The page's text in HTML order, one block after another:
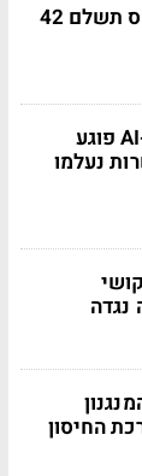
נהג בשלילה ולא ידע: הפניקס תשלם 42
הפיטורים הגדולים בדרך - ה-AI פוגע
אלף משרות נעלמו
החיסון